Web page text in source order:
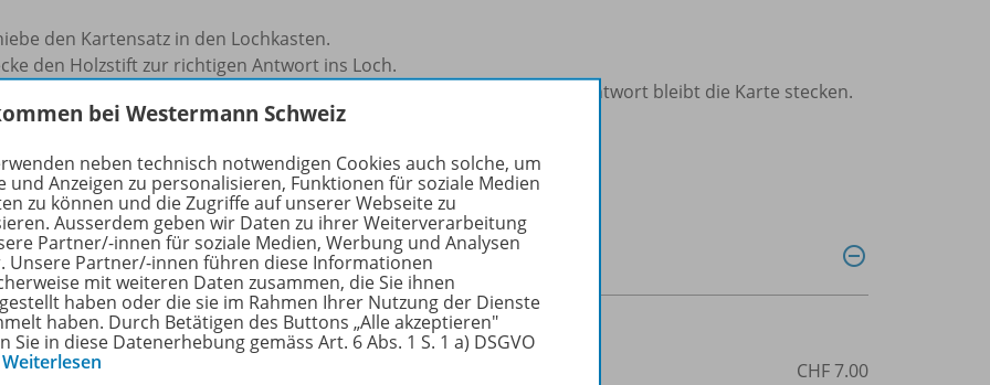
den Kartensatz in den Lochkasten.
den Holzstift zur richtigen Antwort ins Loch.
richtiger Antwort kann die Karte herausgezogen werden. Bei falscher Antwort bleibt die Karte stecken.
Sie mehr über die Reihe
Produkte
Lochkasten Neu
CHF 7.00
bei Westermann Schweiz
neben technisch notwendigen Cookies auch solche, um
und Anzeigen zu personalisieren, Funktionen für soziale Medien
zu können und die Zugriffe auf unserer Webseite zu
Ausserdem geben wir Daten zu ihrer Weiterverarbeitung
Partner/-innen für soziale Medien, Werbung und Analysen
Unsere Partner/-innen führen diese Informationen
mit weiteren Daten zusammen, die Sie ihnen
haben oder die sie im Rahmen Ihrer Nutzung der Dienste
haben. Durch Betätigen des Buttons „Alle akzeptieren"
Sie in diese Datenerhebung gemäss Art. 6 Abs. 1 S. 1 a) DSGVO
Weiterlesen